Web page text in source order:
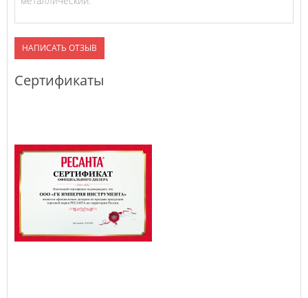
НАПИСАТЬ ОТЗЫВ
Сертификаты